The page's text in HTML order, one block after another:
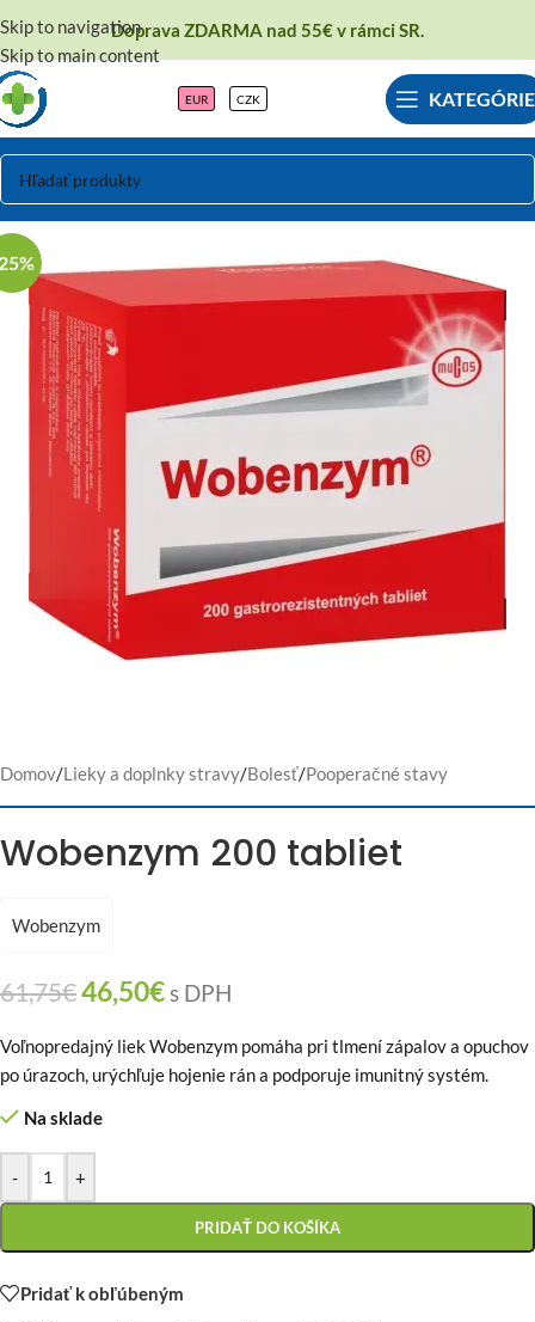
Skip to navigation
Skip to main content
Doprava ZDARMA nad 55€ v rámci SR.
EUR CZK KATEGÓRIE
Domov/Lieky a doplnky stravy/Bolesť/Pooperačné stavy
Wobenzym 200 tabliet
Wobenzym
61,75€46,50€s DPH
Voľnopredajný liek Wobenzym pomáha pri tlmení zápalov a opuchov
po úrazoch, urýchľuje hojenie rán a podporuje imunitný systém.
Na sklade
- +
PRIDAŤ DO KOŠÍKA
Pridať k obľúbeným